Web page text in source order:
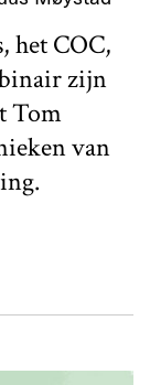
het COC,
zijn
Tom
van